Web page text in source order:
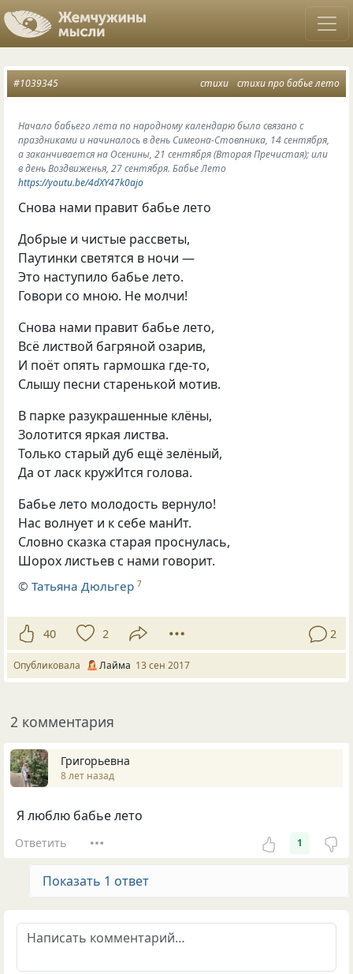
стихи стихи про бабье лето
#1039345
Начало бабьего лета по народному календарю было связано с
праздниками и начиналось в день Симеона-Стовпника, 14 сентября,
а заканчивается на Осенины, 21 сентября (Вторая Пречистая); или
в день Воздвиженья, 27 сентября. Бабье Лето
https://youtu.be/4dXY47k0ajo
Снова нами правит бабье лето
Добрые и чистые рассветы,
Паутинки светятся в ночи —
Это наступило бабье лето.
Говори со мною. Не молчи!
Снова нами правит бабье лето,
Всё листвой багряной озарив,
И поёт опять гармошка где-то,
Слышу песни старенькой мотив.
В парке разукрашенные клёны,
Золотится яркая листва.
Только старый дуб ещё зелёный,
Да от ласк кружИтся голова.
Бабье лето молодость вернуло!
Нас волнует и к себе манИт.
Словно сказка старая проснулась,
Шорох листьев с нами говорит.
©Татьяна Дюльгер 7
40 2 2
Опубликовала Лайма 13 сен 2017
2 комментария
Григорьевна
8 лет назад
Я люблю бабье лето
Ответить 1
Показать 1 ответ